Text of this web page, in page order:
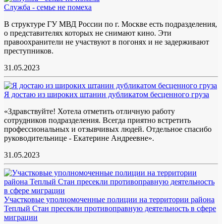
Служба - семье не помеха
В структуре ГУ МВД России по г. Москве есть подразделения,
о представителях которых не снимают кино. Эти
правоохранители не участвуют в погонях и не задерживают
преступников.
31.05.2023
Я достаю из широких штанин дубликатом бесценного груза
«Здравствуйте! Хотела отметить отличную работу
сотрудников подразделения. Всегда приятно встретить
профессиональных и отзывчивых людей. Отдельное спасибо
руководительнице - Екатерине Андреевне».
31.05.2023
Участковые уполномоченные полиции на территории района
Теплый Стан пресекли противоправную деятельность в сфере
миграции